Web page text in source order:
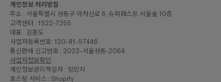
개인정보 처리방침
주소 : 서울특별시 성동구 아차산로 6, 슈퍼패스트 서울숲 10층
고객센터 : 1522-7255
대표 : 김훈도
사업자등록번호: 120-81-57446
통신판매 신고번호 : 2023-서울성동-2064
사업자정보확인
개인정보관리책임자 : 임민지
호스팅 서비스 : Shopify